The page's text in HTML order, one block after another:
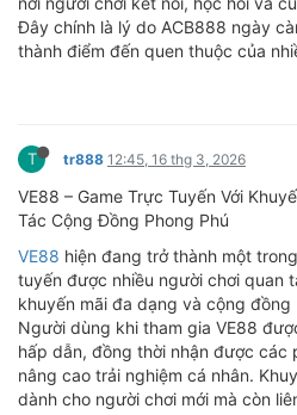
Đây chính là lý do ACB888 ngày
thành điểm đến quen thuộc của
T tr888 12:45, 16 thg 3, 2026
VE88 – Game Trực Tuyến Với
Tác Cộng Đồng Phong Phú
VE88 hiện đang trở thành một
tuyến được nhiều người chơi quan
khuyến mãi đa dạng và cộng
Người dùng khi tham gia VE88
hấp dẫn, đồng thời nhận được các
nâng cao trải nghiệm cá nhân.
dành cho người chơi mới mà còn